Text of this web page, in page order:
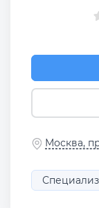
Москва,